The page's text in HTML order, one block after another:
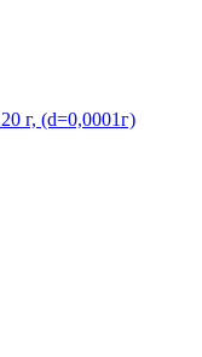
г, (d=0,0001г)